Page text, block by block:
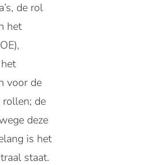
de rol
het
voor de
de
deze
is het
staat.